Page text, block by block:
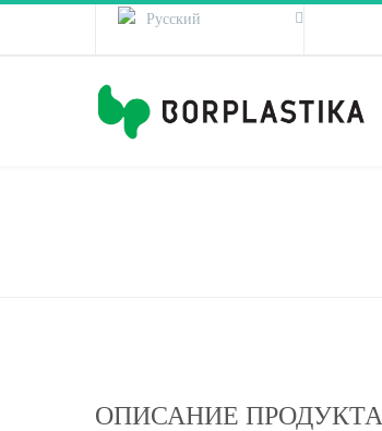
Русский
ОПИСАНИЕ ПРОДУКТА